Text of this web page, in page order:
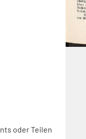
oder Teilen